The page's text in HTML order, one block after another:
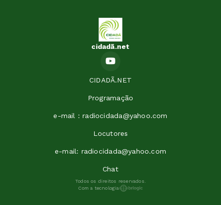
cidadã.net
CIDADÃ.NET
Programação
e-mail : radiocidada@yahoo.com
Locutores
e-mail: radiocidada@yahoo.com
Chat
Todos os direitos reservados.
Com a tecnologia